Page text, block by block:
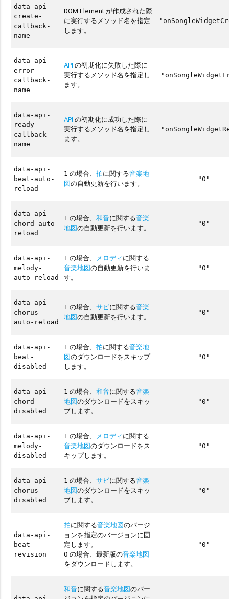
data-api-
create-
callback-
name
DOM Element が作成された際
に実行するメソッド名を指定
します。
data-api-
error-
callback-
name
API の初期化に失敗した際に
実行するメソッド名を指定し
ます。
data-api-
ready-
callback-
name
API の初期化に成功した際に
実行するメソッド名を指定し
ます。
data-api-
beat-auto-
reload
1 の場合、拍に関する音楽地
図の自動更新を行います。
"0"
data-api-
chord-auto-
reload
1 の場合、和音に関する音楽
地図の自動更新を行います。
"0"
data-api-
melody-
auto-reload
1 の場合、 メロディに関する
音楽地図の自動更新を行いま
す。
"0"
data-api-
chorus-
auto-reload
1 の場合、サビに関する音楽
地図の自動更新を行います。
"0"
data-api-
beat-
disabled
1 の場合、拍に関する音楽地
図のダウンロードをスキップ
します。
"0"
data-api-
chord-
disabled
1 の場合、和音に関する音楽
地図のダウンロードをスキッ
プします。
"0"
data-api-
melody-
disabled
1 の場合、 メロディに関する
音楽地図のダウンロードをス
キップします。
"0"
data-api-
chorus-
disabled
1 の場合、サビに関する音楽
地図のダウンロードをスキッ
プします。
"0"
data-api-
beat-
revision
拍に関する音楽地図のバージ
ョンを指定のバージョンに固
定します。
0 の場合、最新版の音楽地図
をダウンロードします。
"0"
和音に関する音楽地図のバー